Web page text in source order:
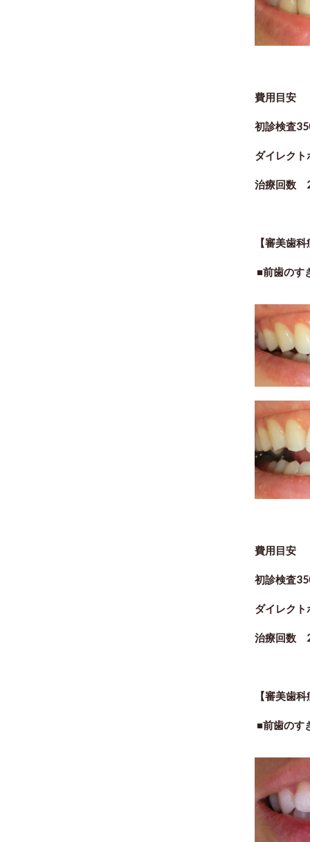
費用目安
初診検査
ダイレク
治療回数
【審美歯
■前歯のす
費用目安
初診検査
ダイレク
治療回数
【審美歯
■前歯のす